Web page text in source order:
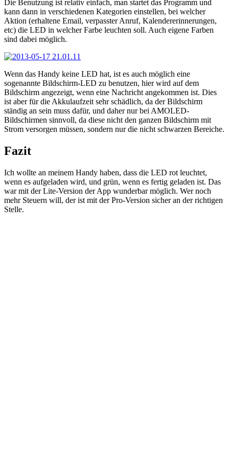
Die Benutzung ist relativ einfach, man startet das Programm und
kann dann in verschiedenen Kategorien einstellen, bei welcher
Aktion (erhaltene Email, verpasster Anruf, Kalendererinnerungen,
etc) die LED in welcher Farbe leuchten soll. Auch eigene Farben
sind dabei möglich.
Wenn das Handy keine LED hat, ist es auch möglich eine
sogenannte Bildschirm-LED zu benutzen, hier wird auf dem
Bildschirm angezeigt, wenn eine Nachricht angekommen ist. Dies
ist aber für die Akkulaufzeit sehr schädlich, da der Bildschirm
ständig an sein muss dafür, und daher nur bei AMOLED-
Bildschirmen sinnvoll, da diese nicht den ganzen Bildschirm mit
Strom versorgen müssen, sondern nur die nicht schwarzen Bereiche.
Fazit
Ich wollte an meinem Handy haben, dass die LED rot leuchtet,
wenn es aufgeladen wird, und grün, wenn es fertig geladen ist. Das
war mit der Lite-Version der App wunderbar möglich. Wer noch
mehr Steuern will, der ist mit der Pro-Version sicher an der richtigen
Stelle.